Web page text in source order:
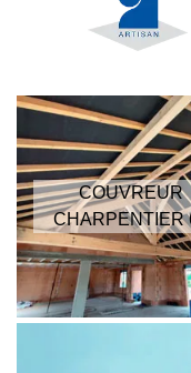
COUVREUR
CHARPENTIER